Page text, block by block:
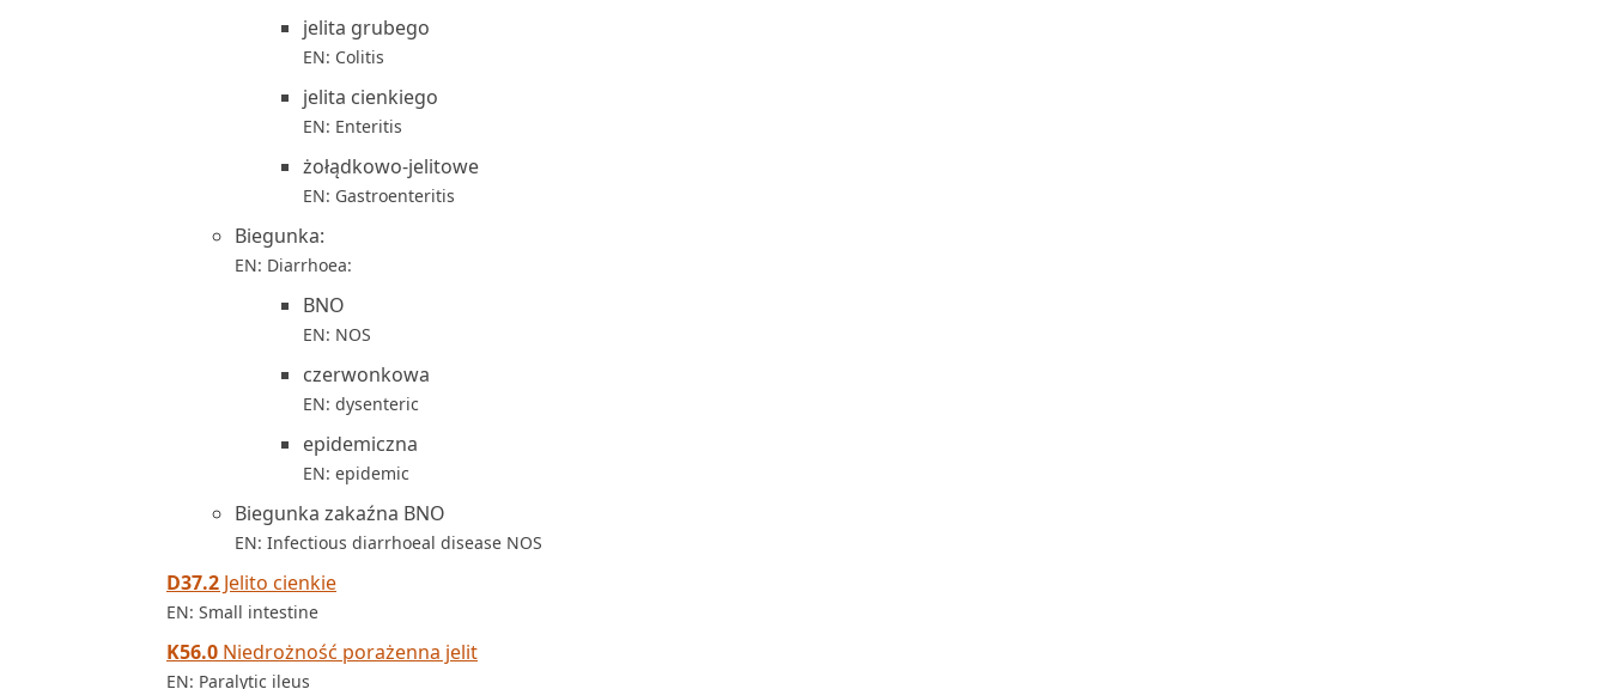
jelita grubego
EN: Colitis
jelita cienkiego
EN: Enteritis
żołądkowo-jelitowe
EN: Gastroenteritis
Biegunka:
EN: Diarrhoea:
BNO
EN: NOS
czerwonkowa
EN: dysenteric
epidemiczna
EN: epidemic
Biegunka zakaźna BNO
EN: Infectious diarrhoeal disease NOS
D37.2 Jelito cienkie
EN: Small intestine
K56.0 Niedrożność porażenna jelit
EN: Paralytic ileus